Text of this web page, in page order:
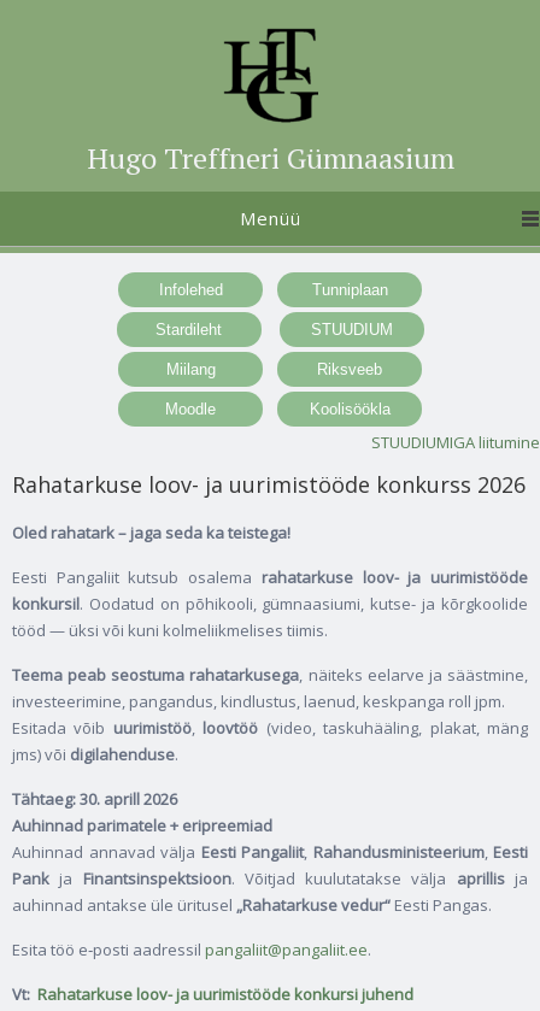
Hugo Treffneri Gümnaasium
Menüü
STUUDIUMIGA liitumine
Rahatarkuse loov- ja uurimistööde konkurss 2026
Oled rahatark – jaga seda ka teistega!
Eesti Pangaliit kutsub osalema rahatarkuse loov- ja uurimistööde
konkursil. Oodatud on põhikooli, gümnaasiumi, kutse- ja kõrgkoolide
tööd — üksi või kuni kolmeliikmelises tiimis.
Teema peab seostuma rahatarkusega, näiteks eelarve ja säästmine,
investeerimine, pangandus, kindlustus, laenud, keskpanga roll jpm.
Esitada võib uurimistöö, loovtöö (video, taskuhääling, plakat, mäng
jms) või digilahenduse.
Tähtaeg: 30. aprill 2026
Auhinnad parimatele + eripreemiad
Auhinnad annavad välja Eesti Pangaliit, Rahandusministeerium, Eesti
Pank ja Finantsinspektsioon. Võitjad kuulutatakse välja aprillisja
auhinnad antakse üle üritusel „Rahatarkuse vedur“ Eesti Pangas.
Esita töö e‑posti aadressil pangaliit@pangaliit.ee.
Vt: Rahatarkuse loov- ja uurimistööde konkursi juhend